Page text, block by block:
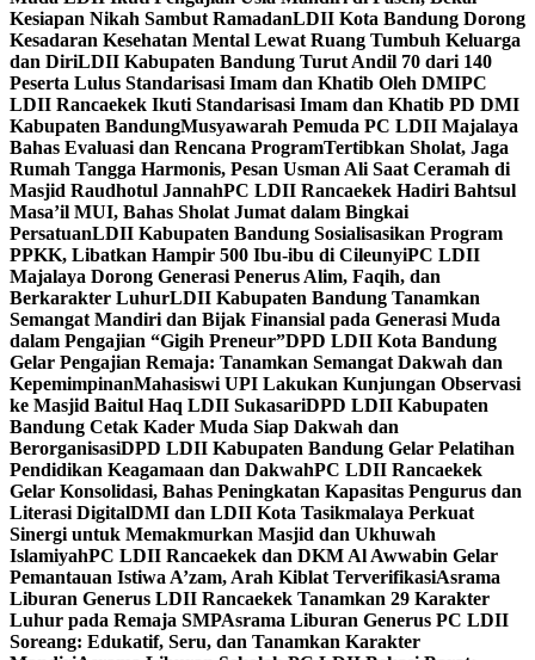
Kesiapan Nikah Sambut RamadanLDII Kota Bandung Dorong
Kesadaran Kesehatan Mental Lewat Ruang Tumbuh Keluarga
dan DiriLDII Kabupaten Bandung Turut Andil 70 dari 140
Peserta Lulus Standarisasi Imam dan Khatib Oleh DMIPC
LDII Rancaekek Ikuti Standarisasi Imam dan Khatib PD DMI
Kabupaten BandungMusyawarah Pemuda PC LDII Majalaya
Bahas Evaluasi dan Rencana ProgramTertibkan Sholat, Jaga
Rumah Tangga Harmonis, Pesan Usman Ali Saat Ceramah di
Masjid Raudhotul JannahPC LDII Rancaekek Hadiri Bahtsul
Masa’il MUI, Bahas Sholat Jumat dalam Bingkai
PersatuanLDII Kabupaten Bandung Sosialisasikan Program
PPKK, Libatkan Hampir 500 Ibu-ibu di CileunyiPC LDII
Majalaya Dorong Generasi Penerus Alim, Faqih, dan
Berkarakter LuhurLDII Kabupaten Bandung Tanamkan
Semangat Mandiri dan Bijak Finansial pada Generasi Muda
dalam Pengajian “Gigih Preneur”DPD LDII Kota Bandung
Gelar Pengajian Remaja: Tanamkan Semangat Dakwah dan
KepemimpinanMahasiswi UPI Lakukan Kunjungan Observasi
ke Masjid Baitul Haq LDII SukasariDPD LDII Kabupaten
Bandung Cetak Kader Muda Siap Dakwah dan
BerorganisasiDPD LDII Kabupaten Bandung Gelar Pelatihan
Pendidikan Keagamaan dan DakwahPC LDII Rancaekek
Gelar Konsolidasi, Bahas Peningkatan Kapasitas Pengurus dan
Literasi DigitalDMI dan LDII Kota Tasikmalaya Perkuat
Sinergi untuk Memakmurkan Masjid dan Ukhuwah
IslamiyahPC LDII Rancaekek dan DKM Al Awwabin Gelar
Pemantauan Istiwa A’zam, Arah Kiblat TerverifikasiAsrama
Liburan Generus LDII Rancaekek Tanamkan 29 Karakter
Luhur pada Remaja SMPAsrama Liburan Generus PC LDII
Soreang: Edukatif, Seru, dan Tanamkan Karakter